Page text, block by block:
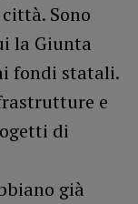
Sono
la Giunta
fondi statali.
e
di
già